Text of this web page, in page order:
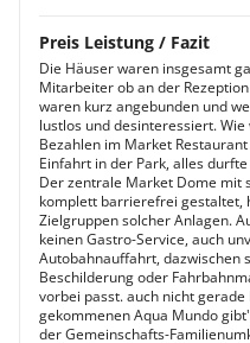
Preis Leistung / Fazit
Die Häuser waren insgesamt
Mitarbeiter ob an der
waren kurz angebunden und
lustlos und desinteressiert.
Bezahlen im Market
Einfahrt in der Park, alles
Der zentrale Market Dome mit
komplett barrierefrei gestaltet,
Zielgruppen solcher Anlagen.
keinen Gastro-Service, auch
Autobahnauffahrt, dazwischen
Beschilderung oder
vorbei passt. auch nicht gerade
gekommenen Aqua Mundo
der Gemeinschafts-